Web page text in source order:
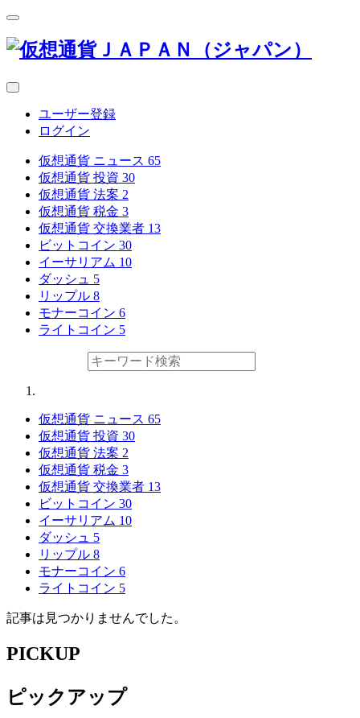
ユーザー登録
ログイン
仮想通貨 ニュース 65
仮想通貨 投資 30
仮想通貨 法案 2
仮想通貨 税金 3
仮想通貨 交換業者 13
ビットコイン 30
イーサリアム 10
ダッシュ 5
リップル 8
モナーコイン 6
ライトコイン 5
仮想通貨 ニュース 65
仮想通貨 投資 30
仮想通貨 法案 2
仮想通貨 税金 3
仮想通貨 交換業者 13
ビットコイン 30
イーサリアム 10
ダッシュ 5
リップル 8
モナーコイン 6
ライトコイン 5
記事は見つかりませんでした。
PICKUP
ピックアップ